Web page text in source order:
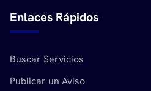
Enlaces Rápidos
Buscar Servicios
Publicar un Aviso